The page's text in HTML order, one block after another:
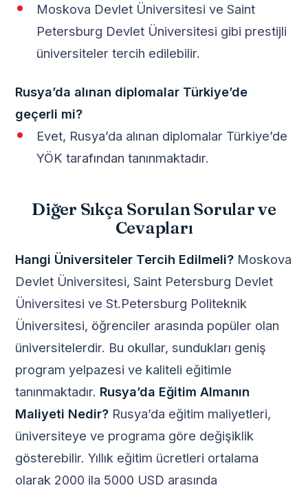
Moskova Devlet Üniversitesi ve Saint
Petersburg Devlet Üniversitesi gibi prestijli
üniversiteler tercih edilebilir.
Rusya’da alınan diplomalar Türkiye’de
geçerli mi?
Evet, Rusya’da alınan diplomalar Türkiye’de
YÖK tarafından tanınmaktadır.
Diğer Sıkça Sorulan Sorular ve
Cevapları
Hangi Üniversiteler Tercih Edilmeli? Moskova
Devlet Üniversitesi, Saint Petersburg Devlet
Üniversitesi ve St.Petersburg Politeknik
Üniversitesi, öğrenciler arasında popüler olan
üniversitelerdir. Bu okullar, sundukları geniş
program yelpazesi ve kaliteli eğitimle
tanınmaktadır. Rusya’da Eğitim Almanın
Maliyeti Nedir? Rusya’da eğitim maliyetleri,
üniversiteye ve programa göre değişiklik
gösterebilir. Yıllık eğitim ücretleri ortalama
olarak 2000 ila 5000 USD arasında